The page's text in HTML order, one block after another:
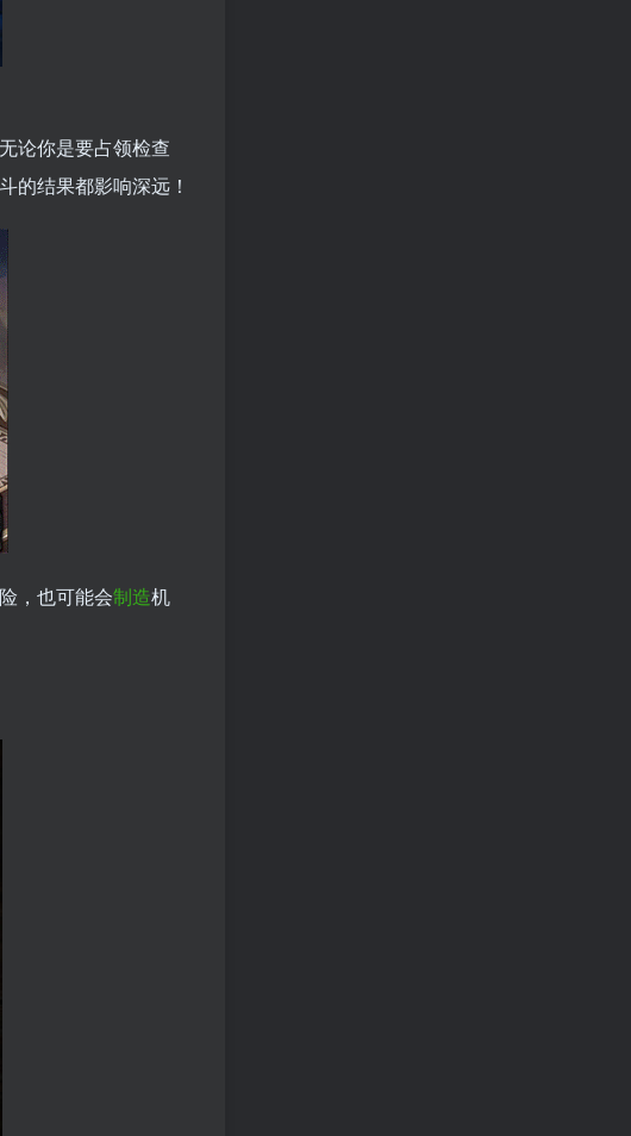
论你是要占领检查
的结果都影响深远！
，也可能会制造机